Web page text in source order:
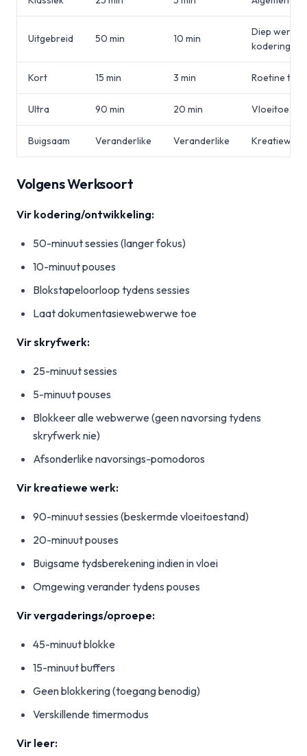
Uitgebreid 50 min 10 min
Diep werk,
kodering
Kort 15 min 3 min Roetine take
Ultra 90 min 20 min
Buigsaam Veranderlike Veranderlike Kreatiewe
Volgens Werksoort
Vir kodering/ontwikkeling:
50-minuut sessies (langer fokus)
10-minuut pouses
Blokstapeloorloop tydens sessies
Laat dokumentasiewebwerwe toe
Vir skryfwerk:
25-minuut sessies
5-minuut pouses
Blokkeer alle webwerwe (geen navorsing tydens
skryfwerk nie)
Afsonderlike navorsings-pomodoros
Vir kreatiewe werk:
90-minuut sessies (beskermde vloeitoestand)
20-minuut pouses
Buigsame tydsberekening indien in vloei
Omgewing verander tydens pouses
Vir vergaderings/oproepe:
45-minuut blokke
15-minuut buffers
Geen blokkering (toegang benodig)
Verskillende timermodus
Vir leer: